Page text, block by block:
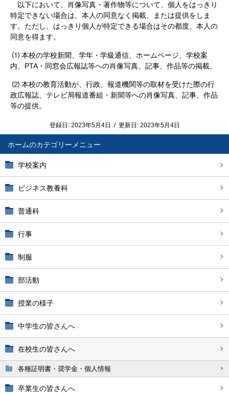
ホーム
学校案内
ビジネス教養科
普通科
行事
制服
部活動
授業の様子
中学生の皆さんへ
在校生の皆さんへ
各種証明書・奨学金・個人情報
卒業生の皆さんへ
以下において、肖像写真・著作物等について、個人をはっきり
特定できない場合は、本人の同意なく掲載、または提供をしま
す。ただし、はっきり個人が特定できる場合はその都度、本人の
同意を得ます。
⑴ 本校の学校新聞、学年・学級通信、ホームページ、学校案
内、PTA・同窓会広報誌等への肖像写真、記事、作品等の掲載。
⑵ 本校の教育活動が、行政、報道機関等の取材を受けた際の行
政広報誌、テレビ局報道番組・新聞等への肖像写真、記事、作品
等の提供。
登録日: 2023年5月4日 / 更新日: 2023年5月4日